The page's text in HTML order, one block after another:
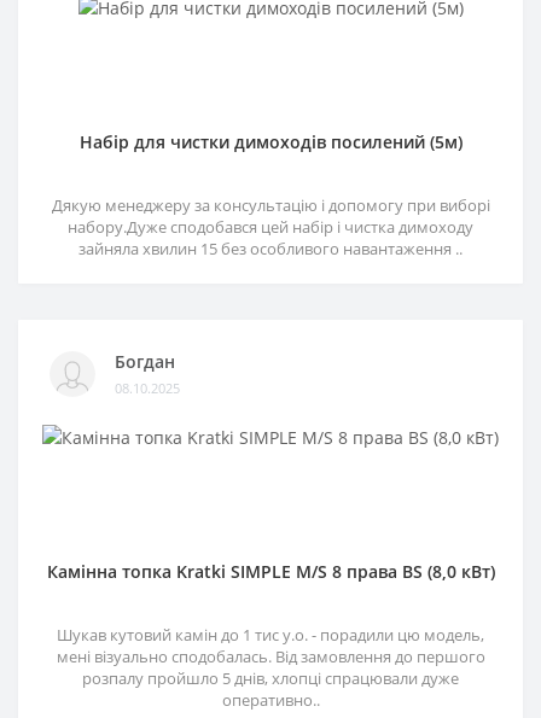
Набір для чистки димоходів посилений (5м)
Дякую менеджеру за консультацію і допомогу при виборі
набору.Дуже сподобався цей набір і чистка димоходу
зайняла хвилин 15 без особливого навантаження ..
Богдан
08.10.2025
Камінна топка Kratki SIMPLE M/S 8 права BS (8,0 кВт)
Шукав кутовий камін до 1 тис у.о. - порадили цю модель,
мені візуально сподобалась. Від замовлення до першого
розпалу пройшло 5 днів, хлопці спрацювали дуже
оперативно..